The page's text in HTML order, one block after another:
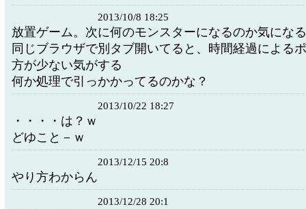
2013/10/8 18:25
放置ゲーム。次に何のモンスターになるのか気になる
同じブラウザで別タブ開いてると、時間経過による
方が少ない気がする
何か処理で引っかかってるのかな？
2013/10/22 18:27
・・・・は？ｗ
どゆこと－ｗ
2013/12/15 20:8
やり方わからん
2013/12/28 20:1